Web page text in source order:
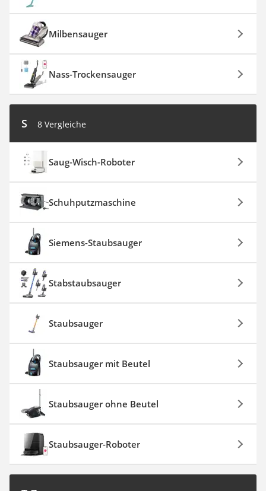
Milbensauger
Nass-Trockensauger
S 8 Vergleiche
Saug-Wisch-Roboter
Schuhputzmaschine
Siemens-Staubsauger
Stabstaubsauger
Staubsauger
Staubsauger mit Beutel
Staubsauger ohne Beutel
Staubsauger-Roboter